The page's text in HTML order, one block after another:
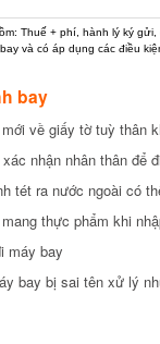
Thuế + phí, hành lý ký gửi,
và có áp dụng các điều kiện.
bay
về giấy tờ tuỳ thân
nhận nhân thân để
tét ra nước ngoài có
thực phẩm khi
bay
bay bị sai tên xử lý